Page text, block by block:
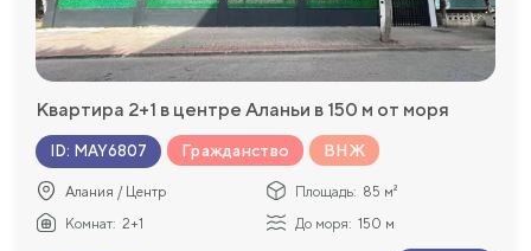
Квартира 2+1 в центре Аланьи в 150 м от моря
ID: MAY6807 Гражданство ВНЖ
Алания / Центр Площадь: 85 м²
Комнат: 2+1 До моря: 150 м